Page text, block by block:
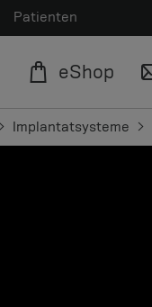
Patienten
eShop
Implantatsysteme